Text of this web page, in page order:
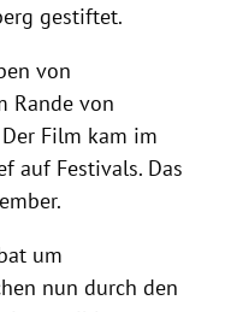
gestiftet.
von
Rande von
Film kam im
auf Festivals. Das
um
nun durch den